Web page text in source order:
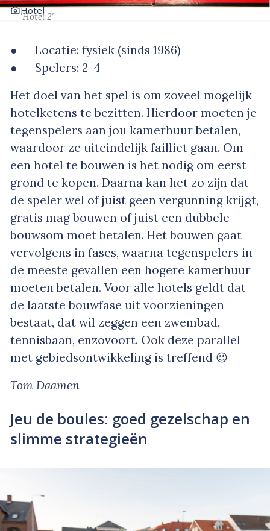
Hotel
‘Hotel 2’
● Locatie: fysiek (sinds 1986)
● Spelers: 2-4
Het doel van het spel is om zoveel mogelijk
hotelketens te bezitten. Hierdoor moeten je
tegenspelers aan jou kamerhuur betalen,
waardoor ze uiteindelijk failliet gaan. Om
een hotel te bouwen is het nodig om eerst
grond te kopen. Daarna kan het zo zijn dat
de speler wel of juist geen vergunning krijgt,
gratis mag bouwen of juist een dubbele
bouwsom moet betalen. Het bouwen gaat
vervolgens in fases, waarna tegenspelers in
de meeste gevallen een hogere kamerhuur
moeten betalen. Voor alle hotels geldt dat
de laatste bouwfase uit voorzieningen
bestaat, dat wil zeggen een zwembad,
tennisbaan, enzovoort. Ook deze parallel
met gebiedsontwikkeling is treffend 😉
Tom Daamen
Jeu de boules: goed gezelschap en
slimme strategieën